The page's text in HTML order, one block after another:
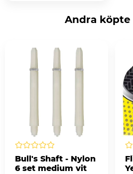
Andra köpte
Bull's Shaft - Nylon
6 set medium vit